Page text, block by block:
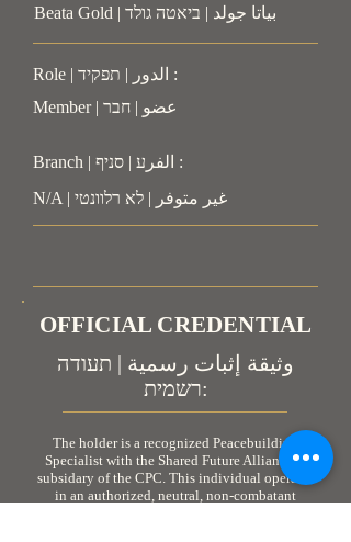
Beata Gold | بياتا جولد | ביאטה גולד
Role | الدور | תפקיד :
Member | عضو | חבר
Branch | الفرע | סניף :
N/A | غير متوفر | לא רלוונטי
OFFICIAL CREDENTIAL
وثيقة إثبات رسمية | תעודה
רשמית:
The holder is a recognized Peacebuilding
Specialist with the Shared Future Alliance, a
subsidary of the CPC. This individual operates
in an authorized, neutral, non-combatant